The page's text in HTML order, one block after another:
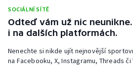
Ostatní
SOCIÁLNÍ SÍTĚ
Odteď vám už nic
i na dalších platformách.
Nenechte si nikde ujít nejnovější
na Facebooku, X, Instagramu, Threads